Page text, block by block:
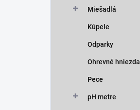
Miešadlá
Kúpele
Odparky
Ohrevné hniezda
Pece
pH metre